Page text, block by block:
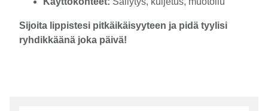
Sijoita lippistesi pitkäikäisyyteen ja pidä tyylisi
ryhdikkäänä joka päivä!